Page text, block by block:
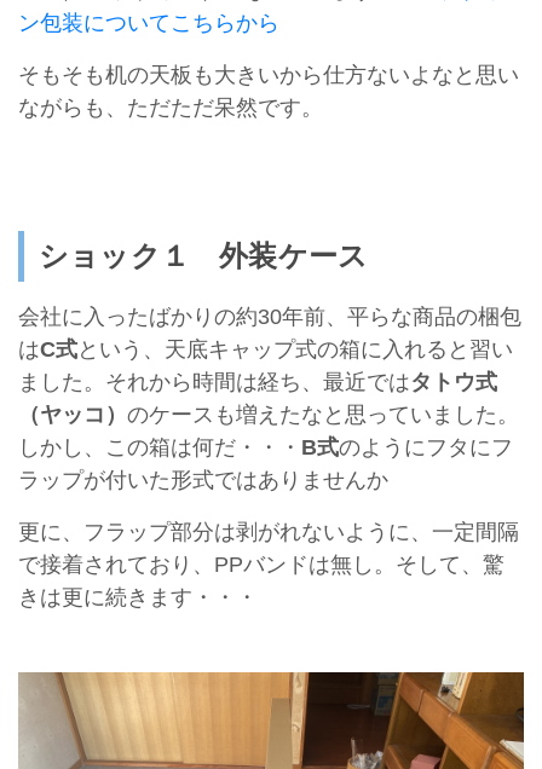
ン包装についてこちらから
そもそも机の天板も大きいから仕方ないよなと思い
ながらも、ただただ呆然です。
ショック１ 外装ケース
会社に入ったばかりの約30年前、平らな商品の梱包
はC式という、天底キャップ式の箱に入れると習い
ました。それから時間は経ち、最近ではタトウ式
（ヤッコ） のケースも増えたなと思っていました。
しかし、この箱は何だ・・・ B式のようにフタにフ
ラップが付いた形式ではありませんか
更に、フラップ部分は剥がれないように、一定間隔
で接着されており、PPバンドは無し。そして、驚
きは更に続きます・・・